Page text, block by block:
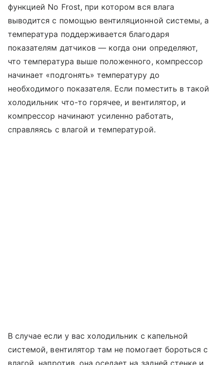
функцией No Frost, при котором вся влага
выводится с помощью вентиляционной системы, а
температура поддерживается благодаря
показателям датчиков — когда они определяют,
что температура выше положенного, компрессор
начинает «подгонять» температуру до
необходимого показателя. Если поместить в такой
холодильник что-то горячее, и вентилятор, и
компрессор начинают усиленно работать,
справляясь с влагой и температурой.
В случае если у вас холодильник с капельной
системой, вентилятор там не помогает бороться с